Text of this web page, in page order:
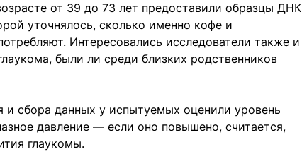
от 39 до 73 лет предоставили образцы ДНК
уточнялось, сколько именно кофе и
Интересовались исследователи также и
были ли среди близких родственников
и сбора данных у испытуемых оценили уровень
давление — если оно повышено, считается,
глаукомы.